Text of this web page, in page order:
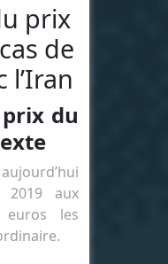
prix
de
l’Iran
du
2019 aux
les